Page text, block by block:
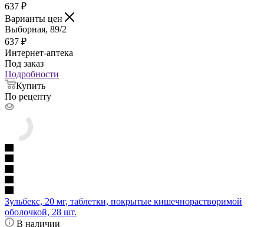
637 ₽
Варианты цен
Выборная, 89/2
637 ₽
Интернет-аптека
Под заказ
Подробности
Купить
По рецепту
Зульбекс, 20 мг, таблетки, покрытые кишечнорастворимой
оболочкой, 28 шт.
В наличии